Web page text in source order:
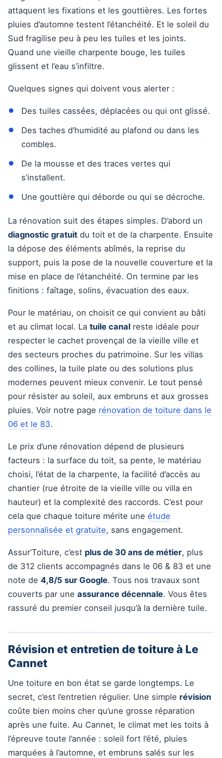
attaquent les fixations et les gouttières. Les fortes
pluies d’automne testent l’étanchéité. Et le soleil du
Sud fragilise peu à peu les tuiles et les joints.
Quand une vieille charpente bouge, les tuiles
glissent et l’eau s’infiltre.
Quelques signes qui doivent vous alerter :
Des tuiles cassées, déplacées ou qui ont glissé.
Des taches d’humidité au plafond ou dans les
combles.
De la mousse et des traces vertes qui
s’installent.
Une gouttière qui déborde ou qui se décroche.
La rénovation suit des étapes simples. D’abord un
diagnostic gratuit du toit et de la charpente. Ensuite
la dépose des éléments abîmés, la reprise du
support, puis la pose de la nouvelle couverture et la
mise en place de l’étanchéité. On termine par les
finitions : faîtage, solins, évacuation des eaux.
Pour le matériau, on choisit ce qui convient au bâti
et au climat local. La tuile canal reste idéale pour
respecter le cachet provençal de la vieille ville et
des secteurs proches du patrimoine. Sur les villas
des collines, la tuile plate ou des solutions plus
modernes peuvent mieux convenir. Le tout pensé
pour résister au soleil, aux embruns et aux grosses
pluies. Voir notre page rénovation de toiture dans le
06 et le 83.
Le prix d’une rénovation dépend de plusieurs
facteurs : la surface du toit, sa pente, le matériau
choisi, l’état de la charpente, la facilité d’accès au
chantier (rue étroite de la vieille ville ou villa en
hauteur) et la complexité des raccords. C’est pour
cela que chaque toiture mérite une étude
personnalisée et gratuite, sans engagement.
Assur’Toiture, c’est plus de 30 ans de métier, plus
de 312 clients accompagnés dans le 06 & 83 et une
note de 4,8/5 sur Google. Tous nos travaux sont
couverts par une assurance décennale. Vous êtes
rassuré du premier conseil jusqu’à la dernière tuile.
Révision et entretien de toiture à Le
Cannet
Une toiture en bon état se garde longtemps. Le
secret, c’est l’entretien régulier. Une simple révision
coûte bien moins cher qu’une grosse réparation
après une fuite. Au Cannet, le climat met les toits à
l’épreuve toute l’année : soleil fort l’été, pluies
marquées à l’automne, et embruns salés sur les